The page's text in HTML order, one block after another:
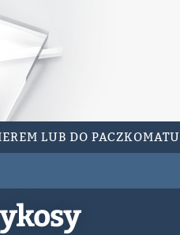
LUB DO PACZKOMATU